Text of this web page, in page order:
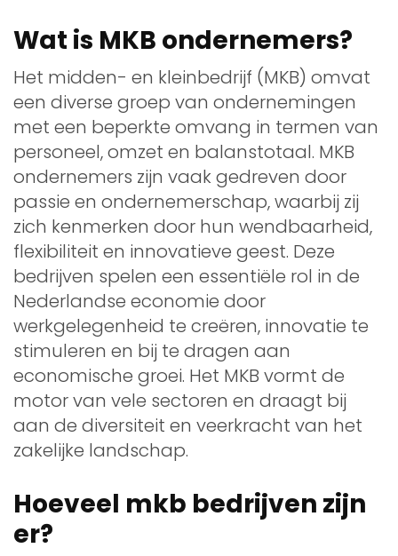
Wat is MKB ondernemers?
Het midden- en kleinbedrijf (MKB) omvat
een diverse groep van ondernemingen
met een beperkte omvang in termen van
personeel, omzet en balanstotaal. MKB
ondernemers zijn vaak gedreven door
passie en ondernemerschap, waarbij zij
zich kenmerken door hun wendbaarheid,
flexibiliteit en innovatieve geest. Deze
bedrijven spelen een essentiële rol in de
Nederlandse economie door
werkgelegenheid te creëren, innovatie te
stimuleren en bij te dragen aan
economische groei. Het MKB vormt de
motor van vele sectoren en draagt bij
aan de diversiteit en veerkracht van het
zakelijke landschap.
Hoeveel mkb bedrijven zijn
er?